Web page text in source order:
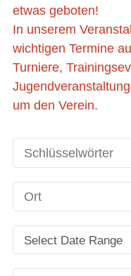
etwas geboten!
In unserem
wichtigen Termine
Turniere,
um den Verein.
Select Date Range